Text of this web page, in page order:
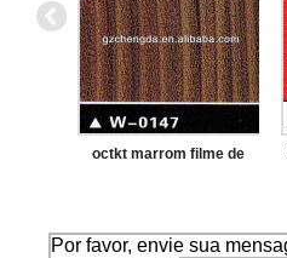
octkt marrom filme de
Por favor, envie sua